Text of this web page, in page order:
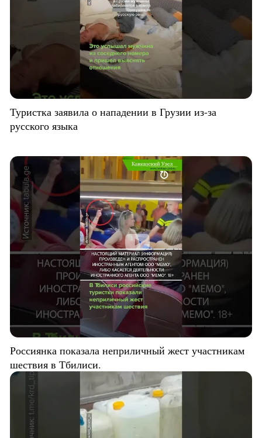
Туристка заявила о нападении в Грузии из-за
русского языка
Россиянка показала неприличный жест участникам
шествия в Тбилиси.